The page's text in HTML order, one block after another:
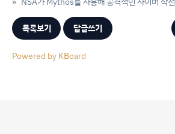
목록보기 답글쓰기
Powered by KBoard